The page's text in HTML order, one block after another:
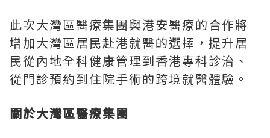
此次大灣區醫療集團與港安醫療的合作將
增加大灣區居民赴港就醫的選擇，提升居
民從內地全科健康管理到香港專科診治、
從門診預約到住院手術的跨境就醫體驗。
關於大灣區醫療集團